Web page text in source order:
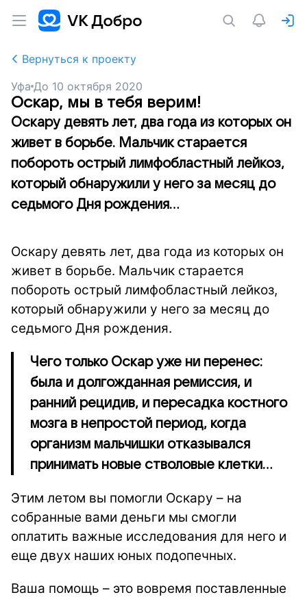
Вернуться к проекту
Уфа До 10 октября 2020
Оскар, мы в тебя верим!
Оскару девять лет, два года из которых он
живет в борьбе. Мальчик старается
побороть острый лимфобластный лейкоз,
который обнаружили у него за месяц до
седьмого Дня рождения...
Оскару девять лет, два года из которых он
живет в борьбе. Мальчик старается
побороть острый лимфобластный лейкоз,
который обнаружили у него за месяц до
седьмого Дня рождения.
Чего только Оскар уже ни перенес:
была и долгожданная ремиссия, и
ранний рецидив, и пересадка костного
мозга в непростой период, когда
организм мальчишки отказывался
принимать новые стволовые клетки…
Этим летом вы помогли Оскару – на
собранные вами деньги мы смогли
оплатить важные исследования для него и
еще двух наших юных подопечных.
Ваша помощь – это вовремя поставленные